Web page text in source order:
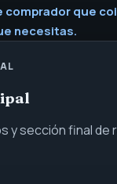
comprador que
necesitas.
y sección final